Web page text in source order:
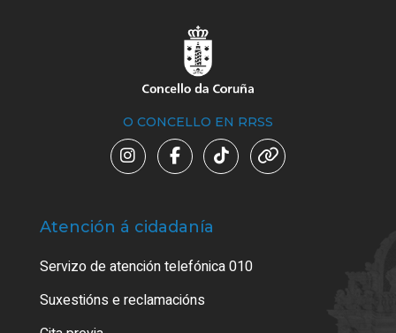
O CONCELLO EN RRSS
Atención á cidadanía
Servizo de atención telefónica 010
Suxestións e reclamacións